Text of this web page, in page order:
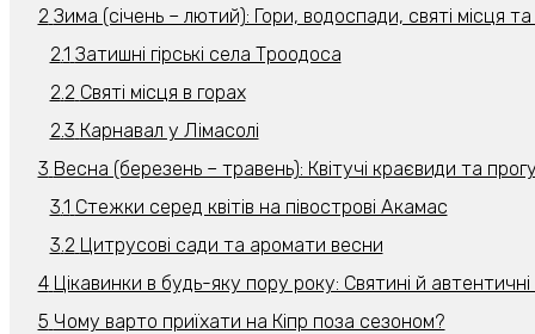
Зима (січень – лютий): Гори, водоспади, святі місця
Затишні гірські села Троодоса
Святі місця в горах
Карнавал у Лімасолі
Весна (березень – травень): Квітучі краєвиди та
Стежки серед квітів на півострові Акамас
Цитрусові сади та аромати весни
Цікавинки в будь-яку пору року: Святині й
Чому варто приїхати на Кіпр поза сезоном?